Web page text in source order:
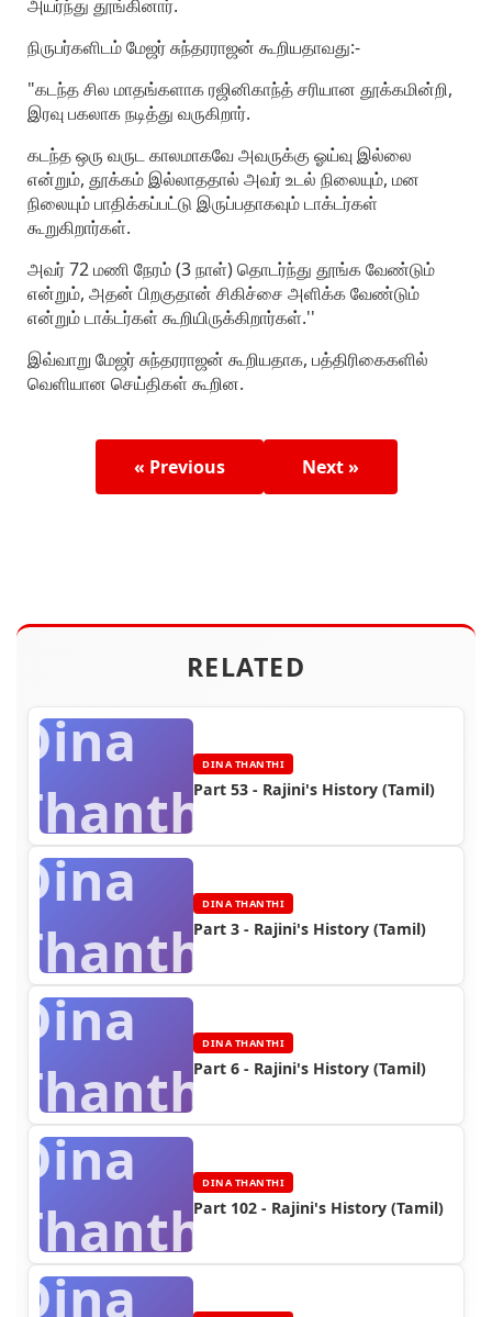
அயர்ந்து தூங்கினார்.
நிருபர்களிடம் மேஜர் சுந்தரராஜன் கூறியதாவது:-
"கடந்த சில மாதங்களாக ரஜினிகாந்த் சரியான தூக்கமின்றி,
இரவு பகலாக நடித்து வருகிறார்.
கடந்த ஒரு வருட காலமாகவே அவருக்கு ஓய்வு இல்லை
என்றும், தூக்கம் இல்லாததால் அவர் உடல் நிலையும், மன
நிலையும் பாதிக்கப்பட்டு இருப்பதாகவும் டாக்டர்கள்
கூறுகிறார்கள்.
அவர் 72 மணி நேரம் (3 நாள்) தொடர்ந்து தூங்க வேண்டும்
என்றும், அதன் பிறகுதான் சிகிச்சை அளிக்க வேண்டும்
என்றும் டாக்டர்கள் கூறியிருக்கிறார்கள்.''
இவ்வாறு மேஜர் சுந்தரராஜன் கூறியதாக, பத்திரிகைகளில்
வெளியான செய்திகள் கூறின.
« Previous Next »
RELATED
Dina
Thanthi
DINA THANTHI
Part 53 - Rajini's History (Tamil)
Dina
Thanthi
DINA THANTHI
Part 3 - Rajini's History (Tamil)
Dina
Thanthi
DINA THANTHI
Part 6 - Rajini's History (Tamil)
Dina
Thanthi
DINA THANTHI
Part 102 - Rajini's History (Tamil)
Dina